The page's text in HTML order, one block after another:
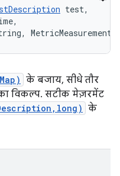
test,
के बजाय, सीधे तौर
विकल्प. सटीक मेज़रमेंट
के